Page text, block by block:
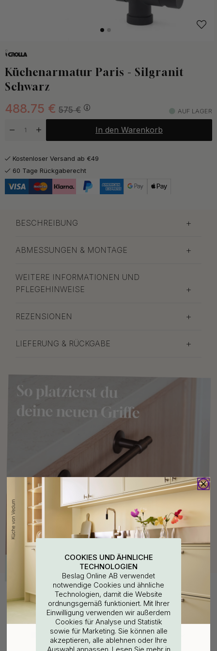
Küchenarmatur Paris - Silgranit
Schwarz
575€
488.75 € AUF LAGER
In den Warenkorb
Kostenloser Versand ab €49
60 Tage Rückgaberecht
BESCHREIBUNG
ABMESSUNGEN & MONTAGE
WEITERE INFORMATIONEN UND
PFLEGEHINWEISE
REZENSIONEN
LIEFERUNG & RÜCKGABE
Verwandte Produkte
COOKIES UND ÄHNLICHE
TECHNOLOGIEN
Beslag Online AB verwendet
notwendige Cookies und ähnliche
Technologien, damit die Website
ordnungsgemäß funktioniert. Mit Ihrer
Einwilligung verwenden wir außerdem
Cookies für Analyse und Statistik
sowie für Marketing. Sie können alle
akzeptieren, alle ablehnen oder Ihre
Auswahl anpassen. Lesen Sie mehr in
WOULD YOU RATHER VISIT?
EU
25% Rabatt auf deinen